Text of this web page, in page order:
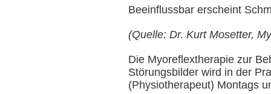
Beeinflussbar erscheint
(Quelle: Dr. Kurt Mosetter,
Die Myoreflextherapie zur
Störungsbilder wird in der
(Physiotherapeut) Montags